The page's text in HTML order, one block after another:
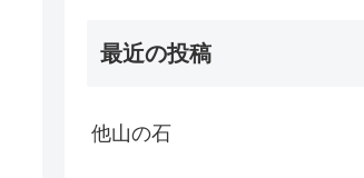
最近の投稿
他山の石